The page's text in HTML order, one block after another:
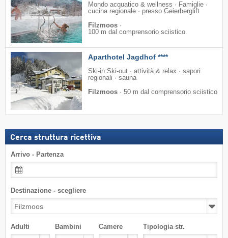
Mondo acquatico & wellness · Famiglie ·
cucina regionale · presso Geierberglift
Filzmoos ·
100 m dal comprensorio sciistico
Aparthotel Jagdhof ****
Ski-in Ski-out · attività & relax · sapori
regionali · sauna
Filzmoos · 50 m dal comprensorio sciistico
Cerca struttura ricettiva
Arrivo - Partenza
Destinazione - scegliere
Adulti Bambini Camere Tipologia str.